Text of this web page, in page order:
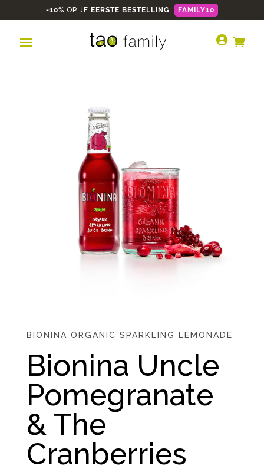
-10% OP JE EERSTE BESTELLING FAMILY10
 
BIONINA ORGANIC SPARKLING LEMONADE
Bionina Uncle
Pomegranate
& The
Cranberries